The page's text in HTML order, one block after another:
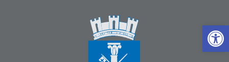
Vis